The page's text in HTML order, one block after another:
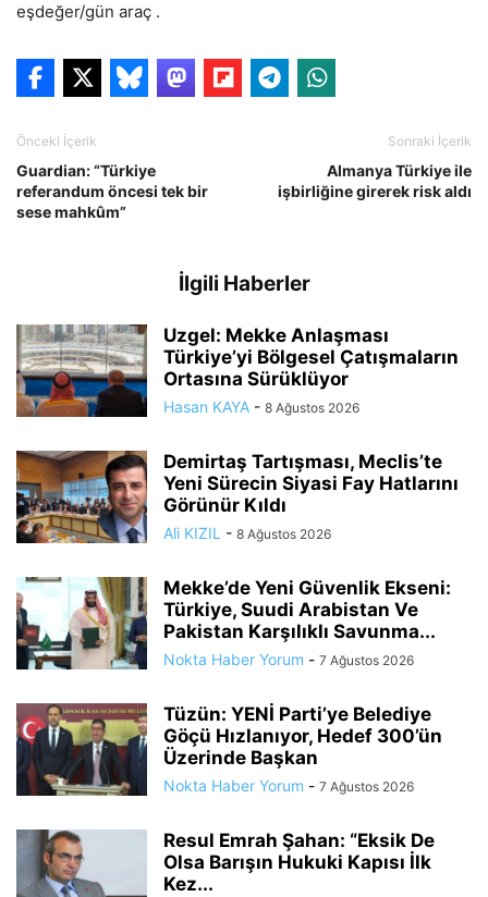
eşdeğer/gün araç .
Önceki İçerik
Guardian: “Türkiye
referandum öncesi tek bir
sese mahkûm”
Sonraki İçerik
Almanya Türkiye ile
işbirliğine girerek risk aldı
İlgili Haberler
Uzgel: Mekke Anlaşması
Türkiye’yi Bölgesel Çatışmaların
Ortasına Sürüklüyor
Hasan KAYA - 8 Ağustos 2026
Demirtaş Tartışması, Meclis’te
Yeni Sürecin Siyasi Fay Hatlarını
Görünür Kıldı
Ali KIZIL - 8 Ağustos 2026
Mekke’de Yeni Güvenlik Ekseni:
Türkiye, Suudi Arabistan Ve
Pakistan Karşılıklı Savunma...
Nokta Haber Yorum - 7 Ağustos 2026
Tüzün: YENİ Parti’ye Belediye
Göçü Hızlanıyor, Hedef 300’ün
Üzerinde Başkan
Nokta Haber Yorum - 7 Ağustos 2026
Resul Emrah Şahan: “Eksik De
Olsa Barışın Hukuki Kapısı İlk
Kez...